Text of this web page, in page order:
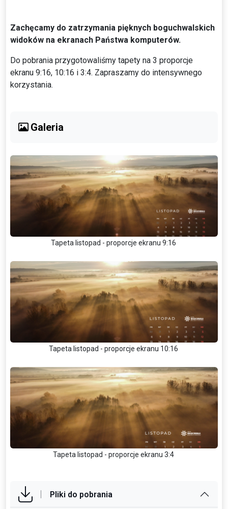
Zachęcamy do zatrzymania pięknych boguchwalskich
widoków na ekranach Państwa komputerów.
Do pobrania przygotowaliśmy tapety na 3 proporcje
ekranu 9:16, 10:16 i 3:4. Zapraszamy do intensywnego
korzystania.
Galeria
Tapeta listopad - proporcje ekranu 9:16
Tapeta listopad - proporcje ekranu 10:16
Tapeta listopad - proporcje ekranu 3:4
Pliki do pobrania